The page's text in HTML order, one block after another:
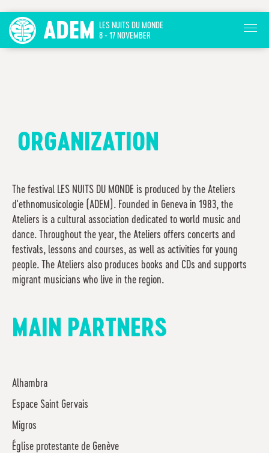
ADEM
LES NUITS DU MONDE
8 - 17 NOVEMBER
ORGANIZATION
The festival LES NUITS DU MONDE is produced by the Ateliers
d'ethnomusicologie (ADEM). Founded in Geneva in 1983, the
Ateliers is a cultural association dedicated to world music and
dance. Throughout the year, the Ateliers offers concerts and
festivals, lessons and courses, as well as activities for young
people. The Ateliers also produces books and CDs and supports
migrant musicians who live in the region.
MAIN PARTNERS
Alhambra
Espace Saint Gervais
Migros
Église protestante de Genève